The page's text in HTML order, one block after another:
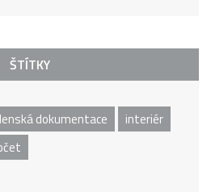
ŠTÍTKY
dokumentace
interiér